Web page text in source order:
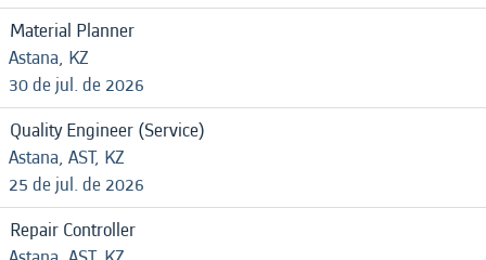
Material Planner
Astana, KZ
30 de jul. de 2026
Quality Engineer (Service)
Astana, AST, KZ
25 de jul. de 2026
Repair Controller